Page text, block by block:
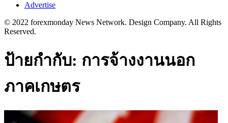
Advertise
© 2022 forexmonday News Network. Design Company. All Rights
Reserved.
ป้ายกำกับ: การจ้างงานนอก
ภาคเกษตร